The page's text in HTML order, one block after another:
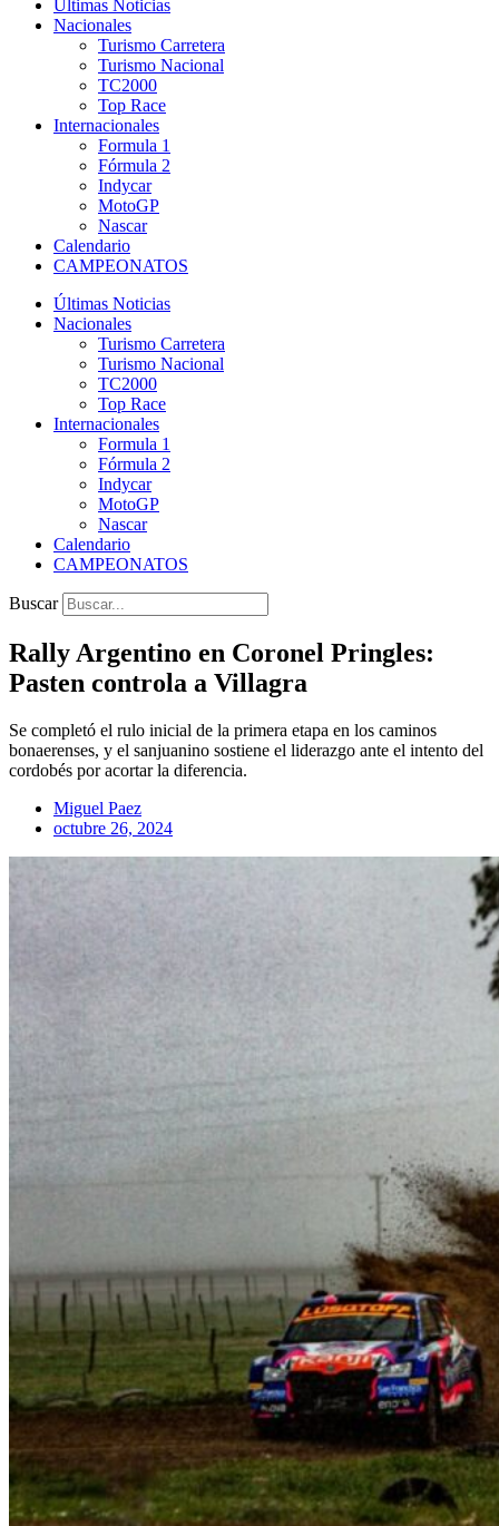
Últimas Noticias
Nacionales
Turismo Carretera
Turismo Nacional
TC2000
Top Race
Internacionales
Formula 1
Fórmula 2
Indycar
MotoGP
Nascar
Calendario
CAMPEONATOS
Últimas Noticias
Nacionales
Turismo Carretera
Turismo Nacional
TC2000
Top Race
Internacionales
Formula 1
Fórmula 2
Indycar
MotoGP
Nascar
Calendario
CAMPEONATOS
Buscar
Rally Argentino en Coronel Pringles:
Pasten controla a Villagra
Se completó el rulo inicial de la primera etapa en los caminos
bonaerenses, y el sanjuanino sostiene el liderazgo ante el intento del
cordobés por acortar la diferencia.
Miguel Paez
octubre 26, 2024